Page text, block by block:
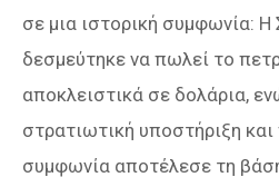
σε μια ιστορική συμφωνία: Η
δεσμεύτηκε να πωλεί το
αποκλειστικά σε δολάρια,
στρατιωτική υποστήριξη
συμφωνία αποτέλεσε τη